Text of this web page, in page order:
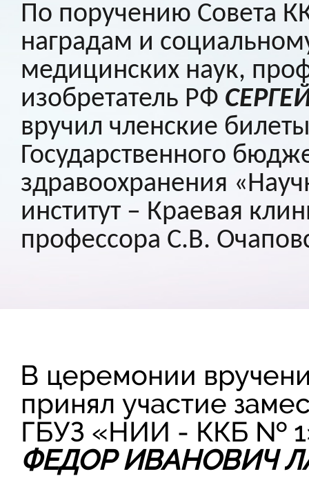
По поручению Совета
наградам и
медицинских наук,
изобретатель РФ
вручил членские
Государственного
здравоохранения
институт – Краевая
профессора С.В.
В церемонии
принял участие
ГБУЗ «НИИ - ККБ №
ФЕДОР ИВАНОВИЧ